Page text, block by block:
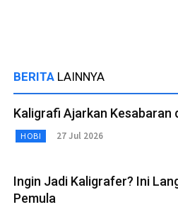
BERITA LAINNYA
Kaligrafi Ajarkan Kesabaran
HOBI 27 Jul 2026
Ingin Jadi Kaligrafer? Ini
Pemula